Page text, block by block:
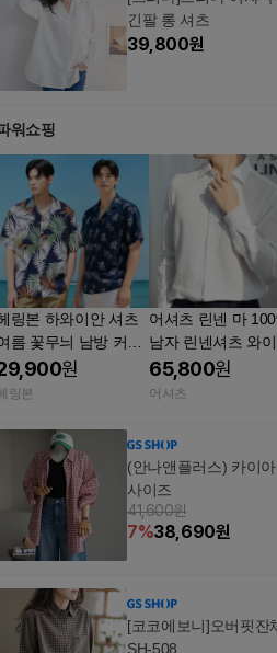
긴팔 롱 셔츠
39,800원
워쇼핑
링본 하와이안 셔츠
름 꽃무늬 남방 커플
자수 반팔 빅사이즈
캉스 휴양지 NI103
원
링본
어셔츠 린넨 마
남자 린넨셔츠 와이
츠 빅사이즈
65,800원
어셔츠
(안나앤플러스) 카이
사이즈
41,600원
7%38,690원
[코코에보니]오버핏잔
SH-508